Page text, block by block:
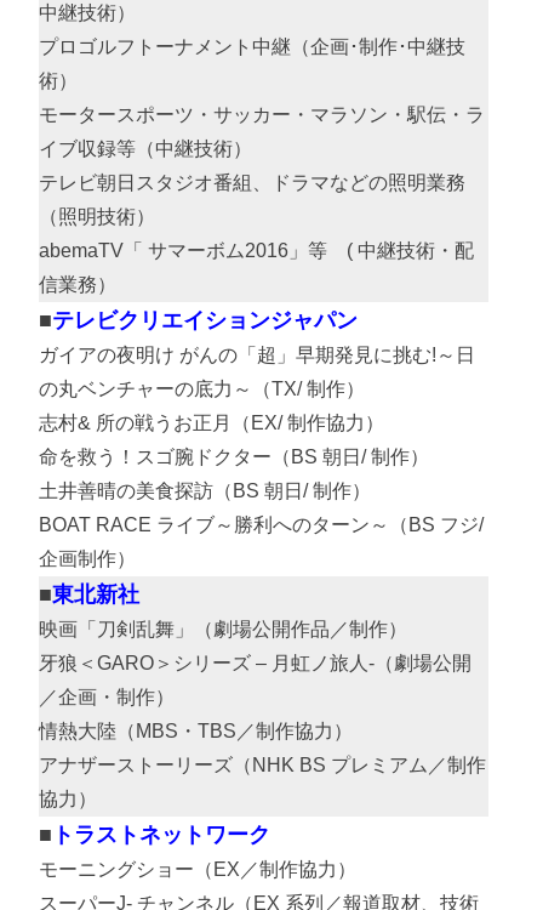
中継技術）
プロゴルフトーナメント中継（企画･制作･中継技
術）
モータースポーツ・サッカー・マラソン・駅伝・ラ
イブ収録等（中継技術）
テレビ朝日スタジオ番組、ドラマなどの照明業務
（照明技術）
abemaTV「 サマーボム2016」等 ( 中継技術・配
信業務）
テレビクリエイションジャパン
ガイアの夜明け がんの「超」早期発見に挑む!～日
の丸ベンチャーの底力～（TX/ 制作）
志村& 所の戦うお正月（EX/ 制作協力）
命を救う！スゴ腕ドクター（BS 朝日/ 制作）
土井善晴の美食探訪（BS 朝日/ 制作）
BOAT RACE ライブ～勝利へのターン～（BS フジ/
企画制作）
東北新社
映画「刀剣乱舞」（劇場公開作品／制作）
牙狼＜GARO＞シリーズ – 月虹ノ旅人-（劇場公開
／企画・制作）
情熱大陸（MBS・TBS／制作協力）
アナザーストーリーズ（NHK BS プレミアム／制作
協力）
トラストネットワーク
モーニングショー（EX／制作協力）
スーパーJ- チャンネル（EX 系列／報道取材、技術